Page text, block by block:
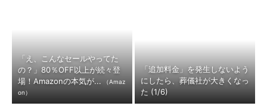
「え、こんなセールやってた
の？」80％OFF以上が続々登
場！Amazonの本気が...
（Amaz
on）
「追加料金」を発生しないよう
にしたら、葬儀社が大きくなっ
た (1/6)